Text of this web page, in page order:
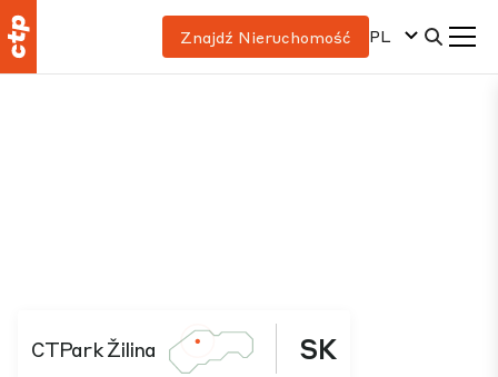
Znajdź Nieruchomość PL
CTPark Žilina SK